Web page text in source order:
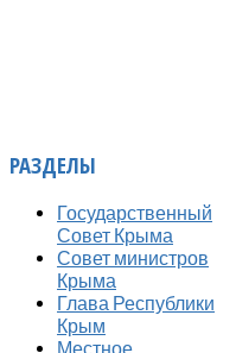
РАЗДЕЛЫ
Государственный
Совет Крыма
Совет министров
Крыма
Глава Республики
Крым
Местное